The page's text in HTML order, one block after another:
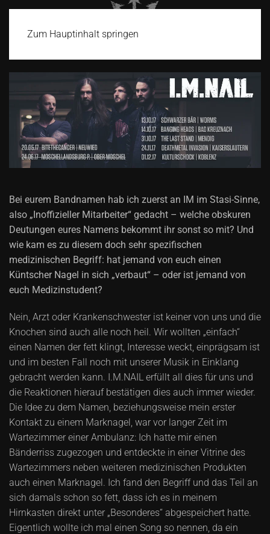
Zum Hauptinhalt springen
Bei eurem Bandnamen hab ich zuerst an IM im Stasi-Sinne,
also „Inoffizieller Mitarbeiter“ gedacht – welche obskuren
Deutungen eures Namens bekommt ihr sonst so mit? Und
wie kam es zu diesem doch sehr spezifischen
medizinischen Begriff: hat jemand von euch einen
Küntscher Nagel in sich „verbaut“ – oder ist jemand von
euch Medizinstudent?
Nein, Arzt oder Krankenschwester ist keiner von uns und die
Knochen sind auch alle noch heil. Wir wollten „einfach“
einen Namen der fett klingt, Interesse weckt, einprägsam ist
und im besten Fall noch mit unserer Musik in Einklang
gebracht werden kann. I.M.NAIL erfüllt all dies für uns und
die Reaktionen hierauf bestätigen dies auch immer wieder.
Die Idee zu dem Namen, beziehungsweise mein erster
Kontakt zu einem Marknagel, war vor langer Zeit im
Wartezimmer einer Ambulanz: Ich hatte mir einen
Bänderriss zugezogen und entdeckte in einer Vitrine des
Wartezimmers neben weiteren medizinischen Produkten
auch einen Marknagel. Ich fand den Begriff und das Teil an
sich damals schon so fett, dass ich es in meinem
Hirnkasten direkt unter „Besonderes“ abgespeichert hatte.
Eigentlich wollte ich mal einen Song so nennen, da ein